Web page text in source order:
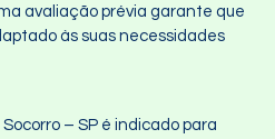
avaliação prévia garante que
às suas necessidades
– SP é indicado para